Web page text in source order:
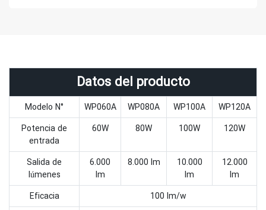
Datos del producto
Modelo N° WP060A WP080A WP100A
WP120A
Potencia de
entrada
60W 80W 100W 120W
Salida de
lúmenes
6.000
lm
8.000 lm
10.000
lm
12.000
lm
Eficacia
100 lm/w